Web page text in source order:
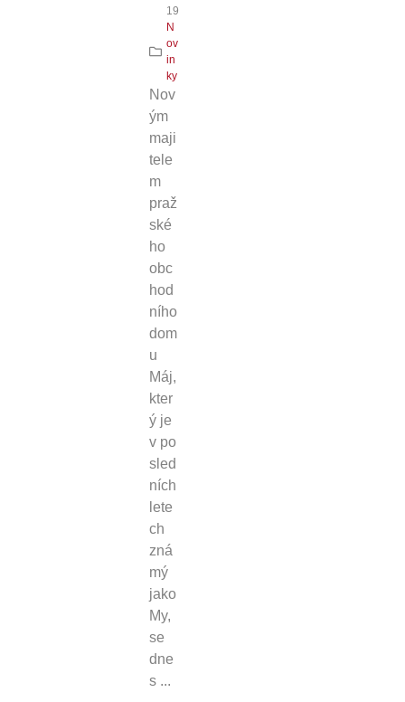
19
N
ov
in
ky
Nov
ým
maji
tele
m
praž
ské
ho
obc
hod
ního
dom
u
Máj,
kter
ý je
v po
sled
ních
lete
ch
zná
mý
jako
My,
se
dne
s ...